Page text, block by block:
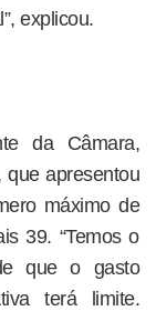
explicou.
da Câmara,
que apresentou
máximo de
39. “Temos o
que o gasto
terá limite.